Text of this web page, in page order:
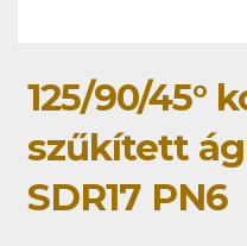
125/90/45°
szűkített
SDR17 PN6